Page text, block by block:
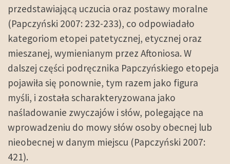
przedstawiającą uczucia oraz postawy moralne
(Papczyński 2007: 232-233), co odpowiadało
kategoriom etopei patetycznej, etycznej oraz
mieszanej, wymienianym przez Aftoniosa. W
dalszej części podręcznika Papczyńskiego etopeja
pojawiła się ponownie, tym razem jako figura
myśli, i została scharakteryzowana jako
naśladowanie zwyczajów i słów, polegające na
wprowadzeniu do mowy słów osoby obecnej lub
nieobecnej w danym miejscu (Papczyński 2007:
421).